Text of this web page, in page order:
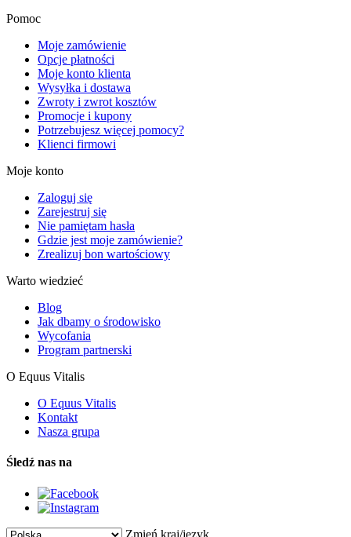
Pomoc
Moje zamówienie
Opcje płatności
Moje konto klienta
Wysyłka i dostawa
Zwroty i zwrot kosztów
Promocje i kupony
Potrzebujesz więcej pomocy?
Klienci firmowi
Moje konto
Zaloguj się
Zarejestruj się
Nie pamiętam hasła
Gdzie jest moje zamówienie?
Zrealizuj bon wartościowy
Warto wiedzieć
Blog
Jak dbamy o środowisko
Wycofania
Program partnerski
O Equus Vitalis
O Equus Vitalis
Kontakt
Nasza grupa
Śledź nas na
Zmień kraj/język